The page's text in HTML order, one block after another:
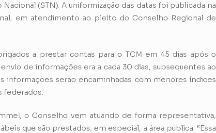
(STN). A uniformização das datas foi publicada na
em atendimento ao pleito do Conselho Regional de
a prestar contas para o TCM em 45 dias após o
de informações era a cada 30 dias, subsequentes ao
informações serão encaminhadas com menores índices
o Conselho vem atuando de forma representativa,
que são prestados, em especial, a área pública. “Essa